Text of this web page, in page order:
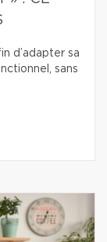
d’adapter sa
sans